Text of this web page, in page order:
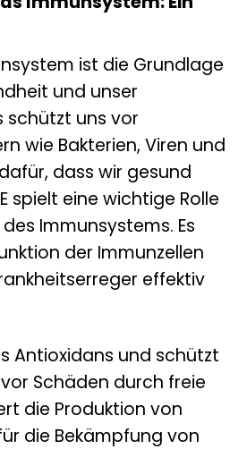
ist die Grundlage
und unser
schützt uns vor
wie Bakterien, Viren und
dass wir gesund
spielt eine wichtige Rolle
Immunsystems. Es
der Immunzellen
effektiv
Antioxidans und schützt
Schäden durch freie
die Produktion von
die Bekämpfung von